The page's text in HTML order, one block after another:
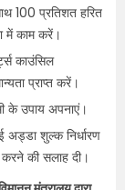
100 प्रतिशत हरित
में काम करें।
काउंसिल
प्राप्त करें।
के उपाय अपनाएं।
अड्डा शुल्क निर्धारण
की सलाह दी।